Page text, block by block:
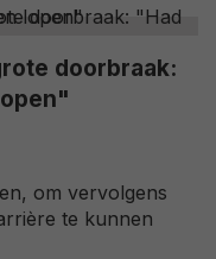
doorbraak:
om vervolgens
te kunnen